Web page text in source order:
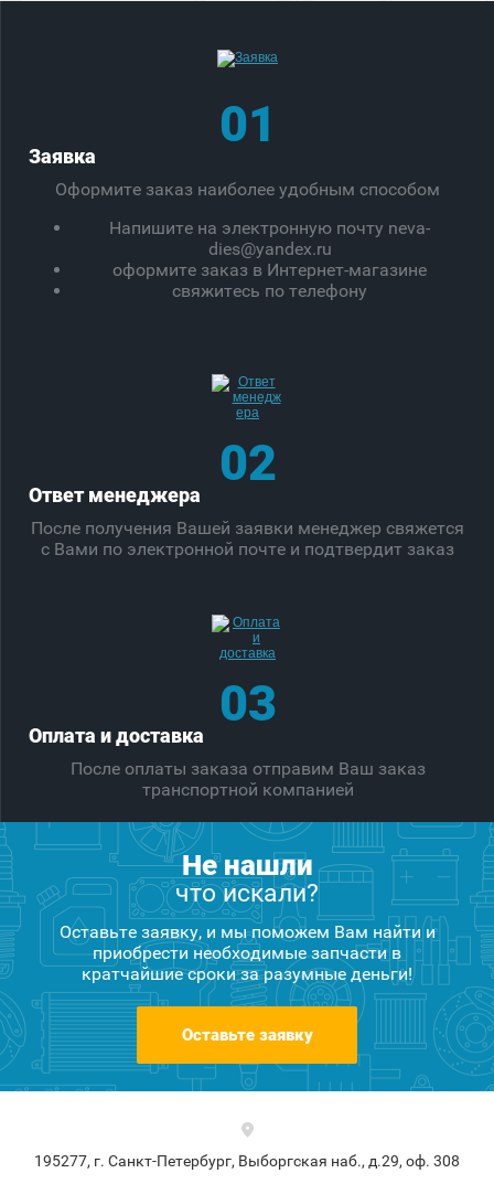
01
Заявка
Оформите заказ наиболее удобным способом
Напишите на электронную почту neva-
dies@yandex.ru
оформите заказ в Интернет-магазине
свяжитесь по телефону
02
Ответ менеджера
После получения Вашей заявки менеджер свяжется
с Вами по электронной почте и подтвердит заказ
03
Оплата и доставка
После оплаты заказа отправим Ваш заказ
транспортной компанией
Не нашли
что искали?
Оставьте заявку, и мы поможем Вам найти и
приобрести необходимые запчасти в
кратчайшие сроки за разумные деньги!
Оставьте заявку
195277, г. Санкт-Петербург, Выборгская наб., д.29, оф. 308